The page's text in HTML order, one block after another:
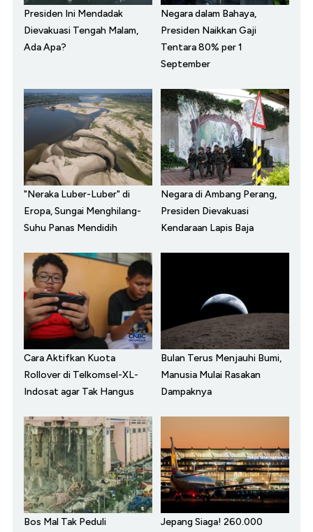
Presiden Ini Mendadak
Dievakuasi Tengah Malam,
Ada Apa?
Negara dalam Bahaya,
Presiden Naikkan Gaji
Tentara 80% per 1
September
"Neraka Luber-Luber" di
Eropa, Sungai Menghilang-
Suhu Panas Mendidih
Negara di Ambang Perang,
Presiden Dievakuasi
Kendaraan Lapis Baja
Cara Aktifkan Kuota
Rollover di Telkomsel-XL-
Indosat agar Tak Hangus
Bulan Terus Menjauhi Bumi,
Manusia Mulai Rasakan
Dampaknya
Bos Mal Tak Peduli
Jepang Siaga! 260.000